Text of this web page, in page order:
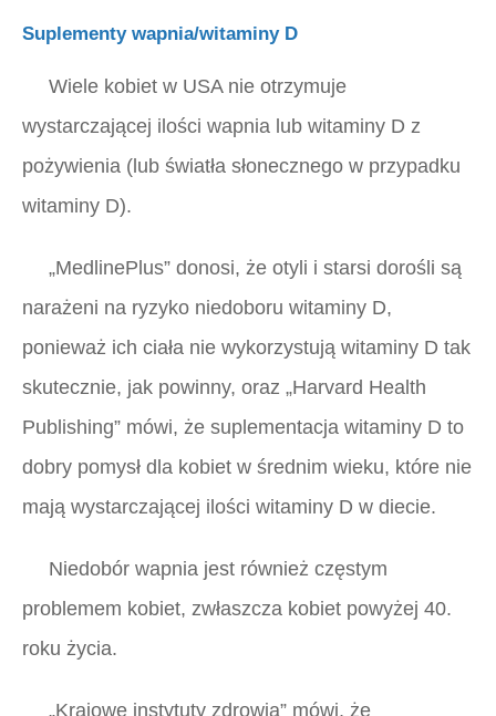
Suplementy wapnia/witaminy D
Wiele kobiet w USA nie otrzymuje
wystarczającej ilości wapnia lub witaminy D z
pożywienia (lub światła słonecznego w przypadku
witaminy D).
„MedlinePlus” donosi, że otyli i starsi dorośli są
narażeni na ryzyko niedoboru witaminy D,
ponieważ ich ciała nie wykorzystują witaminy D tak
skutecznie, jak powinny, oraz „Harvard Health
Publishing” mówi, że suplementacja witaminy D to
dobry pomysł dla kobiet w średnim wieku, które nie
mają wystarczającej ilości witaminy D w diecie.
Niedobór wapnia jest również częstym
problemem kobiet, zwłaszcza kobiet powyżej 40.
roku życia.
„Krajowe instytuty zdrowia” mówi, że